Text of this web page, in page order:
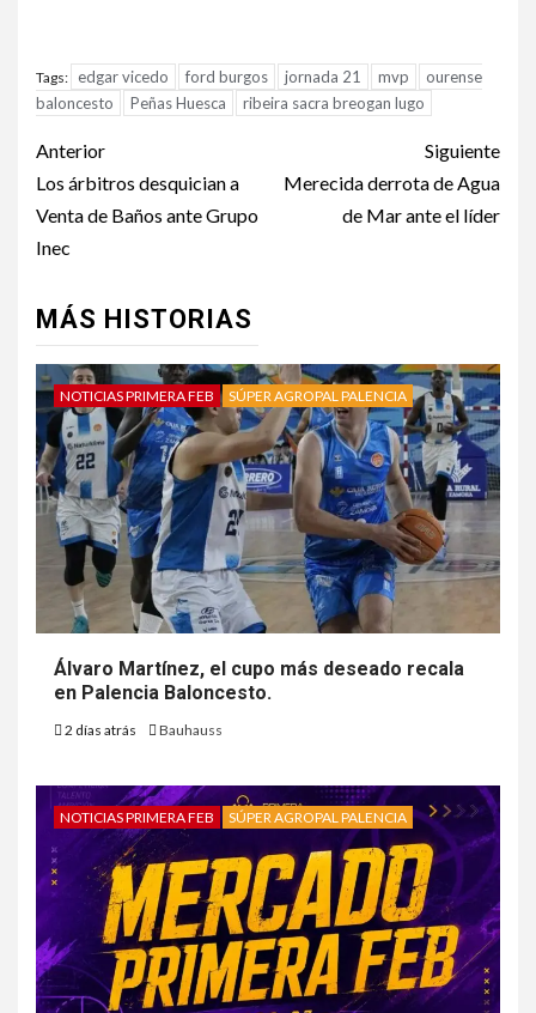
Tags: edgar vicedo ford burgos jornada 21 mvp
ourense
baloncesto
Peñas Huesca ribeira sacra breogan lugo
Anterior
Los árbitros desquician a
Venta de Baños ante Grupo
Inec
Siguiente
Merecida derrota de Agua
de Mar ante el líder
MÁS HISTORIAS
NOTICIAS PRIMERA FEB SÚPER AGROPAL PALENCIA
Álvaro Martínez, el cupo más deseado recala
en Palencia Baloncesto.
2 días atrás Bauhauss
NOTICIAS PRIMERA FEB SÚPER AGROPAL PALENCIA